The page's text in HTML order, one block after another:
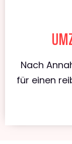
Nach
für einen